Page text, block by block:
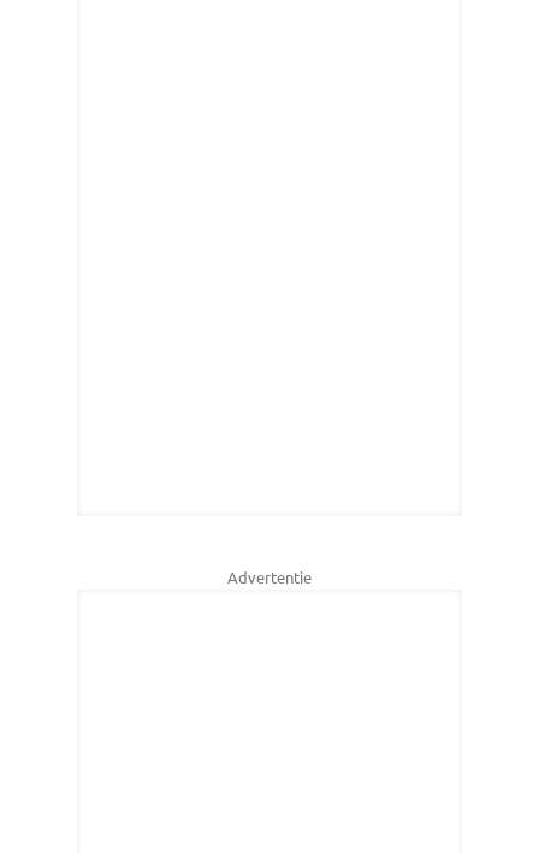
Advertentie